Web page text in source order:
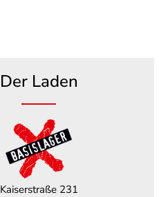
Der Laden
Kaiserstraße 231